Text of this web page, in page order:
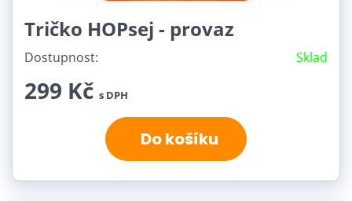
Tričko HOPsej - provaz
Dostupnost: Sklad
299 Kč s DPH
Do košíku